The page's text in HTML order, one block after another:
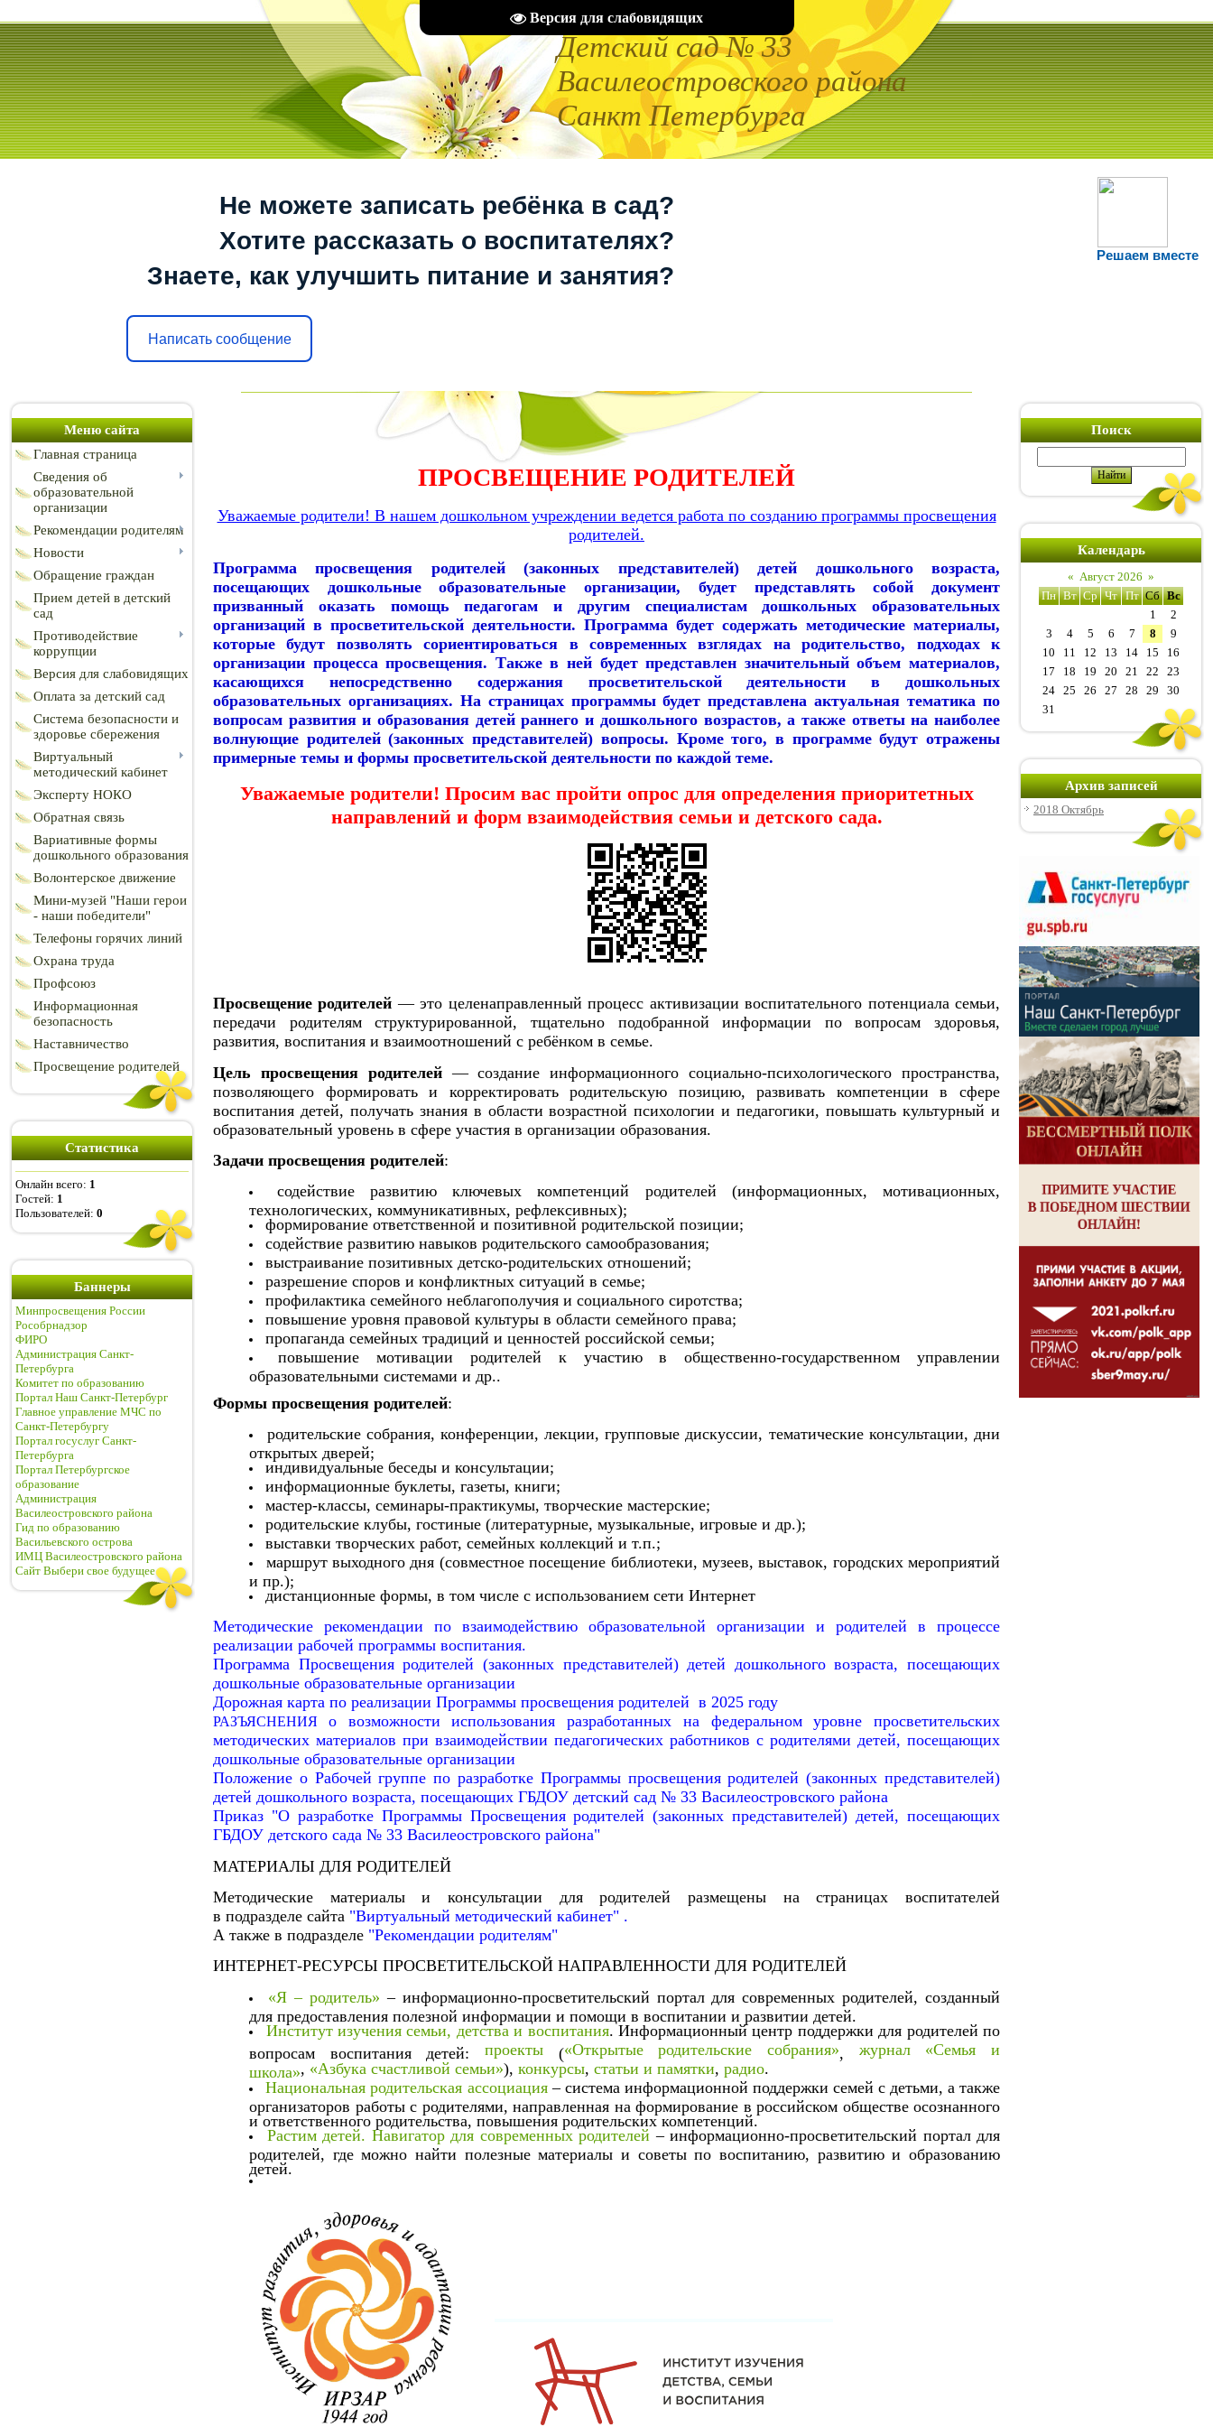
Версия для слабовидящих
Главная
Детский сад № 33
Василеостровского района
Санкт Петербурга
Решаем вместе
Не можете записать ребёнка в сад?
Хотите рассказать о воспитателях?
Знаете, как улучшить питание и занятия?
Написать сообщение
Меню сайта
Главная страница
Сведения об
образовательной
организации
Рекомендации родителям
Новости
Обращение граждан
Прием детей в детский
сад
Противодействие
коррупции
Версия для слабовидящих
Оплата за детский сад
Система безопасности и
здоровье сбережения
Виртуальный
методический кабинет
Эксперту НОКО
Обратная связь
Вариативные формы
дошкольного образования
Волонтерское движение
Мини-музей "Наши герои
- наши победители"
Телефоны горячих линий
Охрана труда
Профсоюз
Информационная
безопасность
Наставничество
Просвещение родителей
Статистика
Онлайн всего: 1
Гостей: 1
Пользователей: 0
Баннеры
Минпросвещения России
Рособрнадзор
ФИРО
Администрация Санкт-
Петербурга
Комитет по образованию
Портал Наш Санкт-Петербург
Главное управление МЧС по
Санкт-Петербургу
Портал госуслуг Санкт-
Петербурга
Портал Петербургское
образование
Администрация
Василеостровского района
Гид по образованию
Васильевского острова
ИМЦ Василеостровского района
Сайт Выбери свое будущее
ПРОСВЕЩЕНИЕ РОДИТЕЛЕЙ
Уважаемые родители! В нашем дошкольном учреждении ведется работа по созданию программы просвещения
родителей.
Программа просвещения родителей (законных представителей) детей дошкольного возраста,
посещающих дошкольные образовательные организации, будет представлять собой документ
призванный оказать помощь педагогам и другим специалистам дошкольных образовательных
организаций в просветительской деятельности. Программа будет содержать методические материалы,
которые будут позволять сориентироваться в современных взглядах на родительство, подходах к
организации процесса просвещения. Также в ней будет представлен значительный объем материалов,
касающихся непосредственно содержания просветительской деятельности в дошкольных
образовательных организациях. На страницах программы будет представлена актуальная тематика по
вопросам развития и образования детей раннего и дошкольного возрастов, а также ответы на наиболее
волнующие родителей (законных представителей) вопросы. Кроме того, в программе будут отражены
примерные темы и формы просветительской деятельности по каждой теме.
Уважаемые родители! Просим вас пройти опрос для определения приоритетных
направлений и форм взаимодействия семьи и детского сада.
Просвещение родителей — это целенаправленный процесс активизации воспитательного потенциала семьи,
передачи родителям структурированной, тщательно подобранной информации по вопросам здоровья,
развития, воспитания и взаимоотношений с ребёнком в семье.
Цель просвещения родителей— создание информационного социально-психологического пространства,
позволяющего формировать и корректировать родительскую позицию, развивать компетенции в сфере
воспитания детей, получать знания в области возрастной психологии и педагогики, повышать культурный и
образовательный уровень в сфере участия в организации образования.
Задачи просвещения родителей:
содействие развитию ключевых компетенций родителей (информационных, мотивационных,
технологических, коммуникативных, рефлексивных);
формирование ответственной и позитивной родительской позиции;
содействие развитию навыков родительского самообразования;
выстраивание позитивных детско-родительских отношений;
разрешение споров и конфликтных ситуаций в семье;
профилактика семейного неблагополучия и социального сиротства;
повышение уровня правовой культуры в области семейного права;
пропаганда семейных традиций и ценностей российской семьи;
повышение мотивации родителей к участию в общественно-государственном управлении
образовательными системами и др..
Формы просвещения родителей:
родительские собрания, конференции, лекции, групповые дискуссии, тематические консультации, дни
открытых дверей;
индивидуальные беседы и консультации;
информационные буклеты, газеты, книги;
мастер-классы, семинары-практикумы, творческие мастерские;
родительские клубы, гостиные (литературные, музыкальные, игровые и др.);
выставки творческих работ, семейных коллекций и т.п.;
маршрут выходного дня (совместное посещение библиотеки, музеев, выставок, городских мероприятий
и пр.);
дистанционные формы, в том числе с использованием сети Интернет
Методические рекомендации по взаимодействию образовательной организации и родителей в процессе
реализации рабочей программы воспитания.
Программа Просвещения родителей (законных представителей) детей дошкольного возраста, посещающих
дошкольные образовательные организации
Дорожная карта по реализации Программы просвещения родителей в 2025 году
РАЗЪЯСНЕНИЯ о возможности использования разработанных на федеральном уровне просветительских
методических материалов при взаимодействии педагогических работников с родителями детей, посещающих
дошкольные образовательные организации
Положение о Рабочей группе по разработке Программы просвещения родителей (законных представителей)
детей дошкольного возраста, посещающих ГБДОУ детский сад № 33 Василеостровского района
Приказ "О разработке Программы Просвещения родителей (законных представителей) детей, посещающих
ГБДОУ детского сада № 33 Василеостровского района"
МАТЕРИАЛЫ ДЛЯ РОДИТЕЛЕЙ
Методические материалы и консультации для родителей размещены на страницах воспитателей
в подразделе сайта "Виртуальный методический кабинет" .
А также в подразделе "Рекомендации родителям"
ИНТЕРНЕТ-РЕСУРСЫ ПРОСВЕТИТЕЛЬСКОЙ НАПРАВЛЕННОСТИ ДЛЯ РОДИТЕЛЕЙ
«Я – родитель» – информационно-просветительский портал для современных родителей, созданный
для предоставления полезной информации и помощи в воспитании и развитии детей.
Институт изучения семьи, детства и воспитания. Информационный центр поддержки для родителей по
вопросам воспитания детей: проекты («Открытые родительские собрания» журнал «Семья и
школа», «Азбука счастливой семьи»), конкурсы, статьи и памятки, радио.
Национальная родительская ассоциация– система информационной поддержки семей с детьми, а также
организаторов работы с родителями, направленная на формирование в российском обществе осознанного
и ответственного родительства, повышения родительских компетенций.
Растим детей. Навигатор для современных родителей – информационно-просветительский портал для
родителей, где можно найти полезные материалы и советы по воспитанию, развитию и образованию
детей.
Поиск
Календарь
« Август 2026 »
Пн Вт Ср Чт Пт Сб Вс
1
2
3
4 5 6 7 8
9
10
11 12 13 14 15
16
17
18 19 20 21 22
23
24 25 26 27 28 29
30
31
Архив записей
2018 Октябрь